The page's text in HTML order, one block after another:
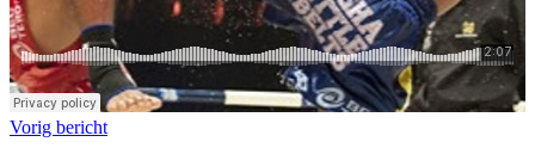
Vorig bericht